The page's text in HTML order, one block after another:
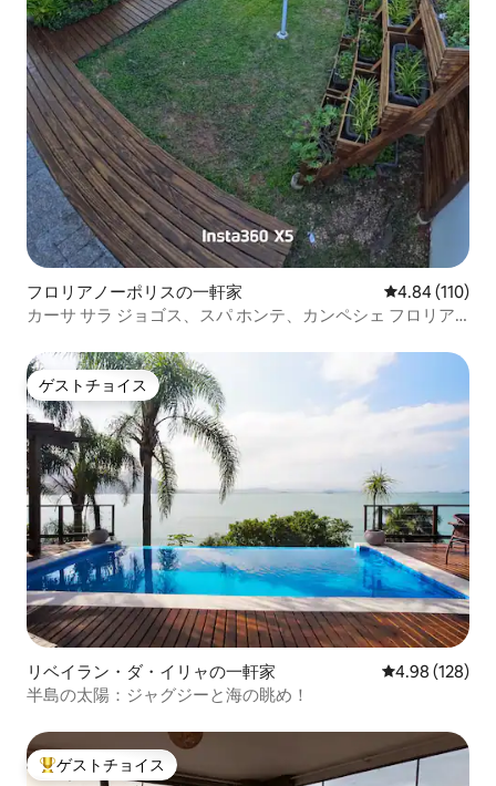
フロリアノーポリスの一軒家 レビュー110
4.84 (110)
カーサ サラ ジョゴス、スパ ホンテ、カンペシェ フロリア
ゲストチョイス
ゲストチョイス
リベイラン・ダ・イリャの一軒家 レビュー128
4.98 (128)
半島の太陽：ジャグジーと海の眺め！
大好評のゲストチョイスです。
ゲストチョイス